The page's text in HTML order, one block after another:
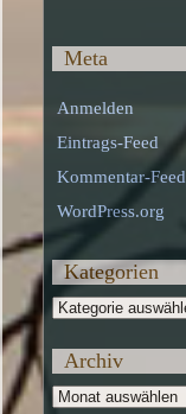
Meta
Anmelden
Eintrags-Feed
Kommentar-Feed
WordPress.org
Kategorien
Kategorien
Archiv
Archiv